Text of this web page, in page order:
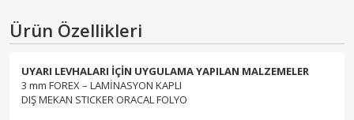
Ürün Özellikleri
UYARI LEVHALARI İÇİN UYGULAMA YAPILAN MALZEMELER
3 mm FOREX – LAMİNASYON KAPLI
DIŞ MEKAN STICKER ORACAL FOLYO